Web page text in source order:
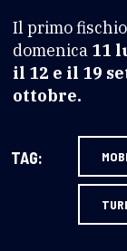
Il primo
domenica 11
il 12 e il 19
ottobre.
TAG: